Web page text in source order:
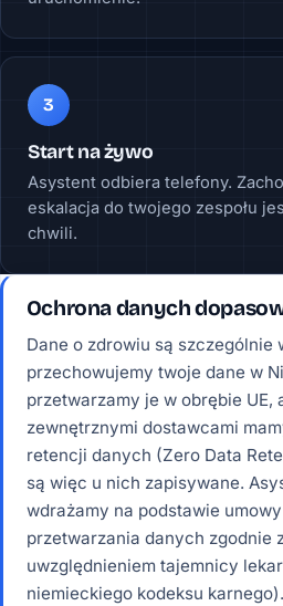
3
Start na żywo
Asystent odbiera telefony.
eskalacja do twojego zespołu
chwili.
Ochrona danych
Dane o zdrowiu są szczególnie
przechowujemy twoje dane w
przetwarzamy je w obrębie UE,
zewnętrznymi dostawcami
retencji danych (Zero Data
są więc u nich zapisywane.
wdrażamy na podstawie
przetwarzania danych zgodnie
uwzględnieniem tajemnicy
niemieckiego kodeksu